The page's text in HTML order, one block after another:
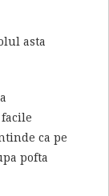
asta
ca pe
pofta